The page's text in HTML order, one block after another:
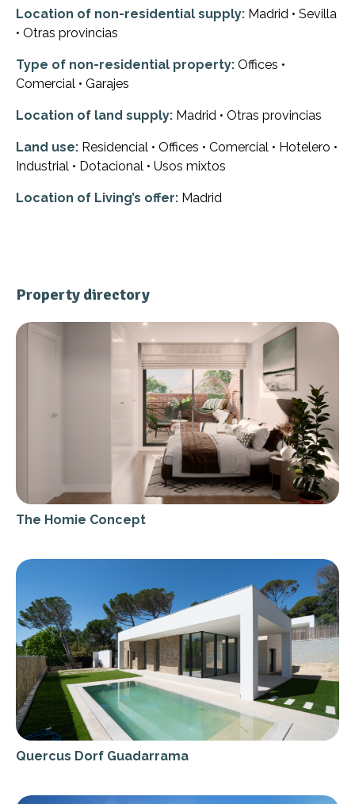
Location of non-residential supply: Madrid • Sevilla
• Otras provincias
Type of non-residential property: Offices •
Comercial • Garajes
Location of land supply: Madrid • Otras provincias
Land use: Residencial • Offices • Comercial • Hotelero •
Industrial • Dotacional • Usos mixtos
Location of Living’s offer: Madrid
Property directory
The Homie Concept
Quercus Dorf Guadarrama